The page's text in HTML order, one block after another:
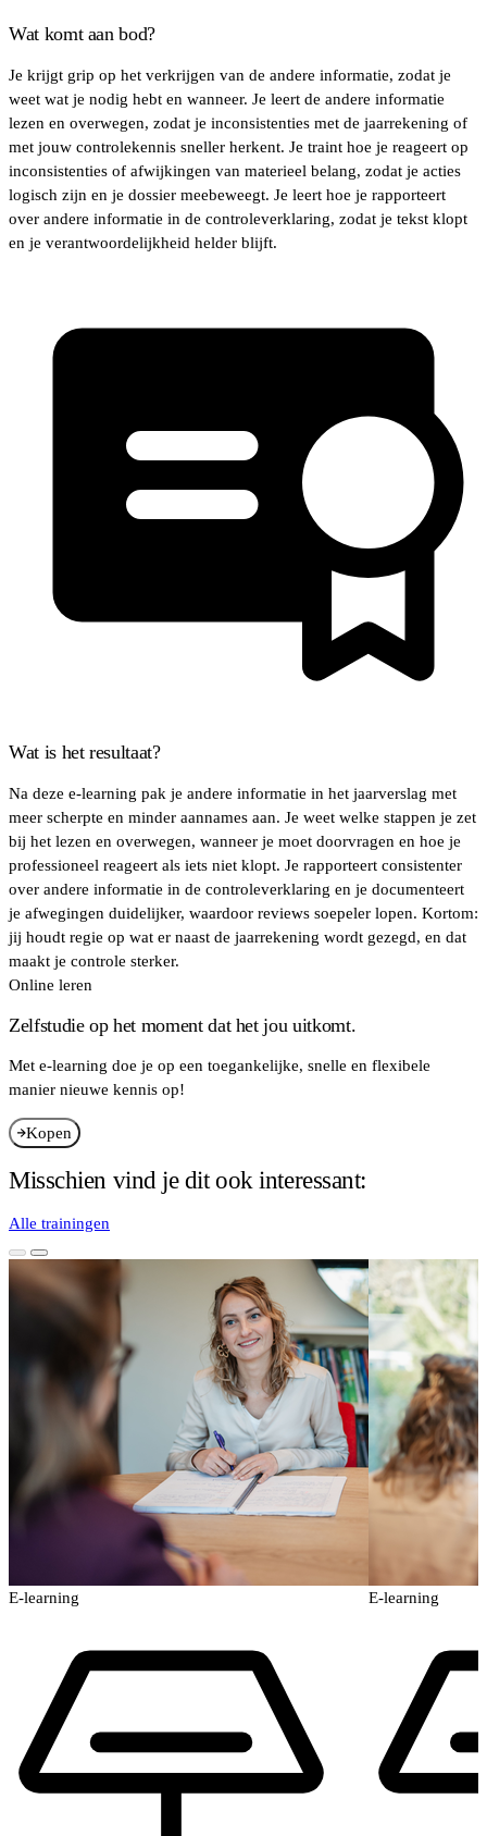
Wat komt aan bod?
Je krijgt grip op het verkrijgen van de andere informatie, zodat je
weet wat je nodig hebt en wanneer. Je leert de andere informatie
lezen en overwegen, zodat je inconsistenties met de jaarrekening of
met jouw controlekennis sneller herkent. Je traint hoe je reageert op
inconsistenties of afwijkingen van materieel belang, zodat je acties
logisch zijn en je dossier meebeweegt. Je leert hoe je rapporteert
over andere informatie in de controleverklaring, zodat je tekst klopt
en je verantwoordelijkheid helder blijft.
Wat is het resultaat?
Na deze e-learning pak je andere informatie in het jaarverslag met
meer scherpte en minder aannames aan. Je weet welke stappen je zet
bij het lezen en overwegen, wanneer je moet doorvragen en hoe je
professioneel reageert als iets niet klopt. Je rapporteert consistenter
over andere informatie in de controleverklaring en je documenteert
je afwegingen duidelijker, waardoor reviews soepeler lopen. Kortom:
jij houdt regie op wat er naast de jaarrekening wordt gezegd, en dat
maakt je controle sterker.
Online leren
Zelfstudie op het moment dat het jou uitkomt.
Met e-learning doe je op een toegankelijke, snelle en flexibele
manier nieuwe kennis op!
Kopen
Misschien vind je dit ook interessant:
Alle trainingen
E-learning E-learning